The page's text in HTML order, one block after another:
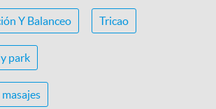
Y Balanceo Tricao
park
masajes